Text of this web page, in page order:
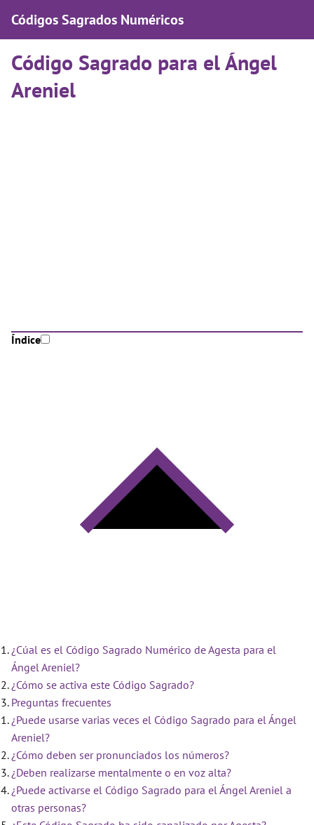
Códigos Sagrados Numéricos
Código Sagrado para el Ángel
Areniel
Índice
¿Cúal es el Código Sagrado Numérico de Agesta para el
Ángel Areniel?
¿Cómo se activa este Código Sagrado?
Preguntas frecuentes
¿Puede usarse varias veces el Código Sagrado para el Ángel
Areniel?
¿Cómo deben ser pronunciados los números?
¿Deben realizarse mentalmente o en voz alta?
¿Puede activarse el Código Sagrado para el Ángel Areniel a
otras personas?